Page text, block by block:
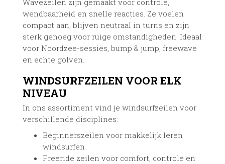
Wavezeilen zijn gemaakt voor controle,
wendbaarheid en snelle reacties. Ze voelen
compact aan, blijven neutraal in turns en zijn
sterk genoeg voor ruige omstandigheden. Ideaal
voor Noordzee-sessies, bump & jump, freewave
en echte golven.
WINDSURFZEILEN VOOR ELK
NIVEAU
In ons assortiment vind je windsurfzeilen voor
verschillende disciplines:
Beginnerszeilen voor makkelijk leren
windsurfen
Freeride zeilen voor comfort, controle en